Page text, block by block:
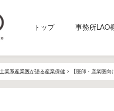
トップ 事務所LAO
士業系産業医が語る産業保健 > 【医師・産業医